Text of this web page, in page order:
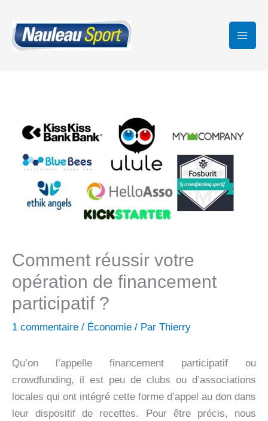
contenu
Comment réussir votre
opération de financement
participatif ?
1 commentaire / Économie / Par Thierry
Qu’on l’appelle financement participatif ou
crowdfunding, il est peu de clubs ou d’associations
locales qui ont intégré cette forme d’appel au don dans
leur dispositif de recettes. Pour être précis, nous